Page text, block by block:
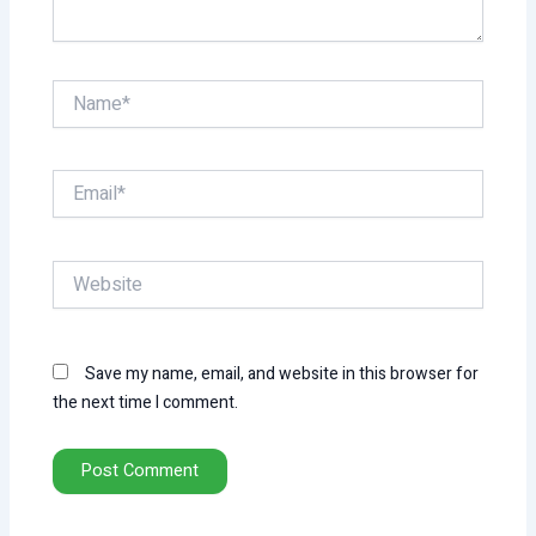
Name*
Email*
Website
Save my name, email, and website in this browser for
the next time I comment.